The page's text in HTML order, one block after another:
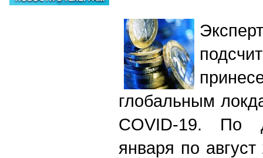
глобальным
COVID-19.
января по август